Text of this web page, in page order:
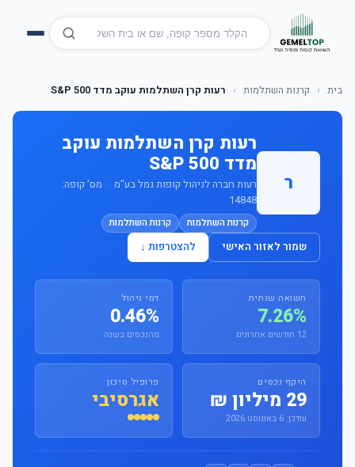
בית › קרנות השתלמות › רעות קרן השתלמות עוקב מדד S&P 500
ר
רעות קרן השתלמות עוקב
מדד S&P 500
רעות חברה לניהול קופות גמל בע"מ · מס' קופה:
14848
קרנות השתלמות קרנות השתלמות
שמור לאזור האישי להצטרפות ↓
תשואה שנתית
7.26%
12 חודשים אחרונים
דמי ניהול
0.46%
מהנכסים בשנה
היקף נכסים
29 מיליון ₪
עודכן: 6 באוגוסט 2026
פרופיל סיכון
אגרסיבי